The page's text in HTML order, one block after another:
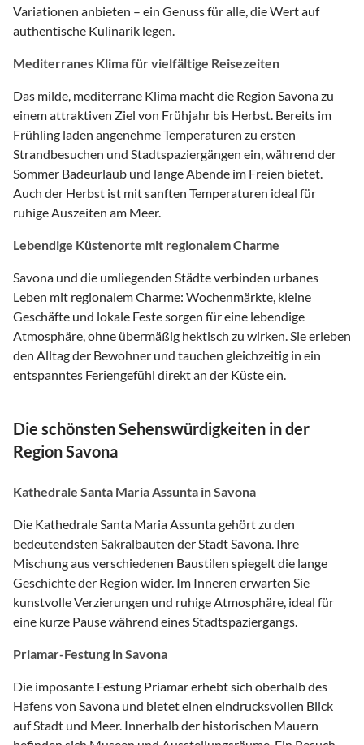
Variationen anbieten – ein Genuss für alle, die Wert auf
authentische Kulinarik legen.
Mediterranes Klima für vielfältige Reisezeiten
Das milde, mediterrane Klima macht die Region Savona zu
einem attraktiven Ziel von Frühjahr bis Herbst. Bereits im
Frühling laden angenehme Temperaturen zu ersten
Strandbesuchen und Stadtspaziergängen ein, während der
Sommer Badeurlaub und lange Abende im Freien bietet.
Auch der Herbst ist mit sanften Temperaturen ideal für
ruhige Auszeiten am Meer.
Lebendige Küstenorte mit regionalem Charme
Savona und die umliegenden Städte verbinden urbanes
Leben mit regionalem Charme: Wochenmärkte, kleine
Geschäfte und lokale Feste sorgen für eine lebendige
Atmosphäre, ohne übermäßig hektisch zu wirken. Sie erleben
den Alltag der Bewohner und tauchen gleichzeitig in ein
entspanntes Feriengefühl direkt an der Küste ein.
Die schönsten Sehenswürdigkeiten in der
Region Savona
Kathedrale Santa Maria Assunta in Savona
Die Kathedrale Santa Maria Assunta gehört zu den
bedeutendsten Sakralbauten der Stadt Savona. Ihre
Mischung aus verschiedenen Baustilen spiegelt die lange
Geschichte der Region wider. Im Inneren erwarten Sie
kunstvolle Verzierungen und ruhige Atmosphäre, ideal für
eine kurze Pause während eines Stadtspaziergangs.
Priamar-Festung in Savona
Die imposante Festung Priamar erhebt sich oberhalb des
Hafens von Savona und bietet einen eindrucksvollen Blick
auf Stadt und Meer. Innerhalb der historischen Mauern